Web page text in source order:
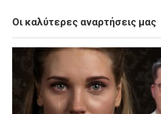
Οι καλύτερες αναρτήσεις μας